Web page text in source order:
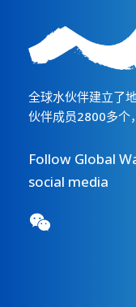
全球水伙伴建立了
伙伴成员2800多个
Follow Global
social media